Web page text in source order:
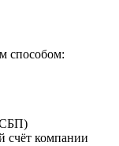
способом:
счёт компании